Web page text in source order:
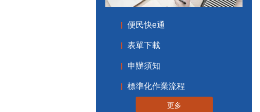
便民快e通
表單下載
申辦須知
標準化作業流程
更多